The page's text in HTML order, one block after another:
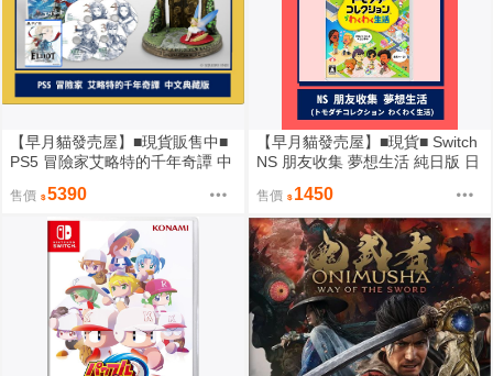
【早月貓發売屋】■現貨販售中■
PS5 冒險家艾略特的千年奇譚 中
售價 5390
【早月貓發売屋】■現貨■ Switch
NS 朋友收集 夢想生活 純日版 日
achi
售價 1450